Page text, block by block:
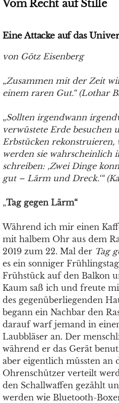
Vom Recht auf Stille
Eine Attacke auf das
von Götz Eisenberg
„Zusammen mit der Zeit
einem raren Gut.“ (Lothar
„Sollten irgendwann
verwüstete Erde besuchen
Erbstücken rekonstruieren,
werden sie wahrscheinlich
schreiben: ‚Zwei Dinge
gut – Lärm und Dreck.‘“
„Tag gegen Lärm“
Während ich mir einen
mit halbem Ohr aus dem
2019 zum 22. Mal der Tag
es ein sonniger
Frühstück auf den Balkon
Kaum saß ich und freute
des gegenüberliegenden
begann ein Nachbar den
darauf warf jemand in
Laubbläser an. Der
während er das Gerät
aber eigentlich müssten an
Ohrenschützer verteilt
den Schallwaffen gezählt
werden wie Bluetooth-